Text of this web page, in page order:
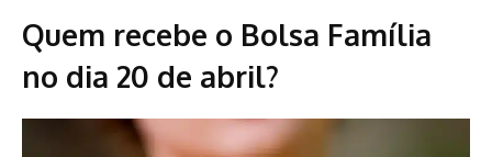
Quem recebe o Bolsa Família
no dia 20 de abril?